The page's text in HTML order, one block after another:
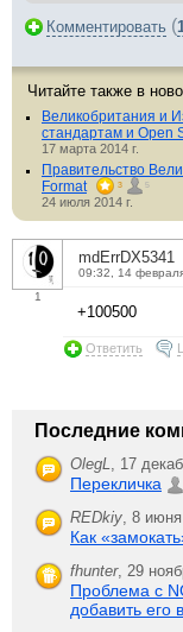
Комментировать (
Читайте также в
Великобритания и
стандартам и Open
17 марта 2014 г.
Правительство
Format
3 5
24 июля 2014 г.
1
mdErrDX5341
09:32, 14
+100500
Ответить
Последние
OlegL 17
Перекличка
REDkiy 8
Как
fhunter, 29
Проблема с
добавить его